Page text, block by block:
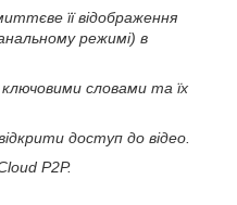
її відображення
режимі) в
словами та їх
доступ до відео.
P2P.